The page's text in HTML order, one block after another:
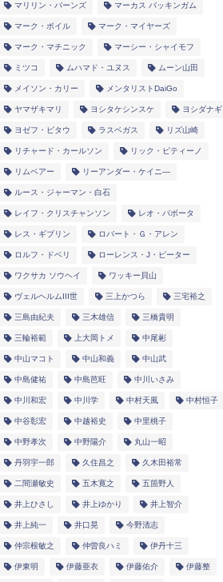
マリリン・バーンズ マーカス バッキンガム
マーク・ボイル マーク・マイヤーズ
マーク・マチニック マーシー・シャイモフ
ミツコ ムハマド・ユヌス ムーン山田
メイソン・カリー メンタリストDaiGo
ヤマザキマリ ヨシタケシンスケ ヨシダナギ
ヨゼフ・ピタウ ラスベガス リズ山崎
リチャード・カールソン リック・ピティーノ
リムベアー リーアンダー・ケイニ―
ルース・ジャーマン・白石
レイフ・クリスチャンソン レオ・バボータ
レス・ギブリン ロバート・Ｇ・アレン
ロルフ・ドベリ ローレンス・J・ピーター
ワクサカ ソウヘイ ワッキー貝山
ヴェルヘルムIII世 三上かつら 三宅裕之
三島由紀夫 三木雄信 三橋貴明
三輪裕範 上大岡トメ 中尾彬
中山マコト 中山和義 中山武
中島健祐 中島芭旺 中川いさみ
中川和宏 中川学 中村天風 中村恒子
中谷彰宏 中越裕史 中里桃子
中野孝次 中野陽介 丸山一昭
丹羽宇一郎 久住昌之 久木田裕常
二間瀬敏史 五木寛之 五箇野人
井上ひさし 井上ゆかり 井上智介
井上純一 井口晃 今野清志
仲宗根敏之 仲曽良ハミ 伊丹十三
伊東明 伊藤亜衣 伊藤佑介 伊藤整